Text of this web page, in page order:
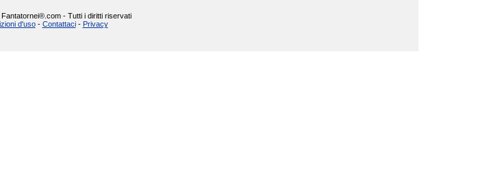
- Tutti i diritti riservati
d'uso- Contattaci- Privacy